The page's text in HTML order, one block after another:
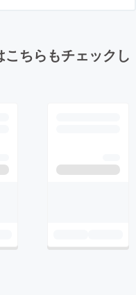
ちらもチェックし